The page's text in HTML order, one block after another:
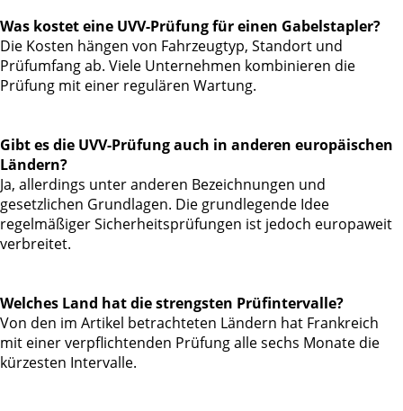
Was kostet eine UVV-Prüfung für einen Gabelstapler?
Die Kosten hängen von Fahrzeugtyp, Standort und
Prüfumfang ab. Viele Unternehmen kombinieren die
Prüfung mit einer regulären Wartung.
Gibt es die UVV-Prüfung auch in anderen europäischen
Ländern?
Ja, allerdings unter anderen Bezeichnungen und
gesetzlichen Grundlagen. Die grundlegende Idee
regelmäßiger Sicherheitsprüfungen ist jedoch europaweit
verbreitet.
Welches Land hat die strengsten Prüfintervalle?
Von den im Artikel betrachteten Ländern hat Frankreich
mit einer verpflichtenden Prüfung alle sechs Monate die
kürzesten Intervalle.